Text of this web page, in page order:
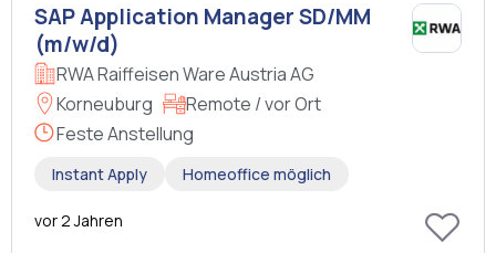
SAP Application Manager SD/MM
(m/w/d)
RWA Raiffeisen Ware Austria AG
Korneuburg
Remote / vor Ort
Feste Anstellung
Instant Apply Homeoffice möglich
vor 2 Jahren